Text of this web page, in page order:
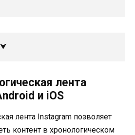
лента
и iOS
лента Instagram позволяет
контент в хронологическом